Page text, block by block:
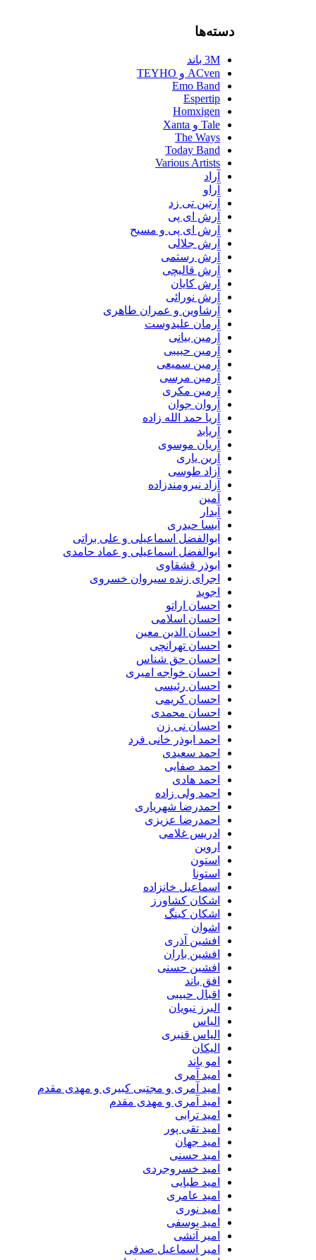
دسته‌ها
ACven و TEYHO
Emo Band
Espertip
Homxigen
Tale و Xanta
The Ways
Today Band
Various Artists
آرتین تی زد
آرش ای پی
آرش ای پی و مسیح
آرش جلالی
آرش رستمی
آرش قالیچی
آرش کایان
آرش نورائی
آرشاوین و عمران طاهری
آرمان علیدوست
آرمین بیانی
آرمین حبیبی
آرمین سمیعی
آرمین مرسی
آرمین مکری
آروان جوان
آریا حمد الله زاده
آریابد
آریان موسوی
آرین یاری
آزاد طوسی
آزاد نیرومندزاده
آمین
آیدار
آیسا حیدری
ابوالفضل اسماعیلی و علی براتی
ابوالفضل اسماعیلی و عماد حامدی
ابوذر قشقاوی
اجرای زنده سیروان خسروی
اجوید
احسان اراتو
احسان اسلامی
احسان الدین معین
احسان تهرانچی
احسان حق شناس
احسان خواجه امیری
احسان رئیسی
احسان کریمی
احسان محمدی
احسان نی زن
احمد ابوذر خانی فرد
احمد سعیدی
احمد صفایی
احمد هادی
احمد ولی زاده
احمدرضا شهریاری
احمدرضا عزیزی
ادریس غلامی
اروین
استون
استونا
اسماعیل خانزاده
اشکان کشاورز
اشکان کینگ
اشوان
افشین آذری
افشین باران
افشین حسنی
افق باند
اقبال حبیبی
البرز نبویان
الیاس
الیاس قنبرى
الیکان
امو باند
امید آمری
امید آمری و مجتبی کبیری و مهدى مقدم
امید آمری و مهدی مقدم
امید ترابی
امید تقی پور
امید جهان
امید حسنی
امید خسروجردی
امید طبایی
امید عامری
امید نوری
امید یوسفی
امیر آتشی
امیر اسماعیل صدفی